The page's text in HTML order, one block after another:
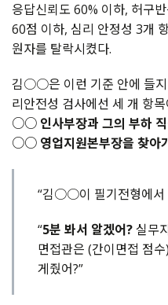
응답신뢰도 60% 이하, 허구
60점 이하, 심리 안정성 3개
원자를 탈락시켰다.
김○○은 이런 기준 안에 들지
리안전성 검사에선 세 개 항
○○ 인사부장과 그의 부하 직
○○ 영업지원본부장을 찾아
“김○○이 필기전형에서
“5분 봐서 알겠어?실무
면접관은 (간이면접 점
게줬어?”